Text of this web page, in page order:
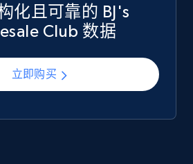
立即购买
url, Mouser part num, Mfr
化且可靠的 BJ's
Club 数据
立即购买